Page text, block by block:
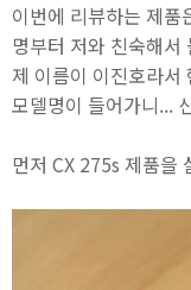
이번에 리뷰하는 제품
명부터 저와 친숙해서
제 이름이 이진호라
모델명이 들어가니...
먼저 CX 275s 제품을